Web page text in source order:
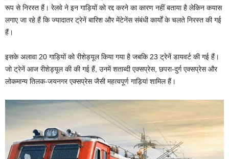
रूप से निरस्त हैं। रेलवे ने इन गाड़ियों को रद्द करने का कारण नहीं बताया है लेकिन कयास
लगाए जा रहे हैं कि ज्यादातर ट्रेनें बारिश और मेंटेनेंस संबंधी कार्यों के चलते निरस्त की गई
हैं।
इसके अलावा 20 गाड़ियों को रीशेड्यूल किया गया है जबकि 23 ट्रेनें डायवर्ट की गई हैं।
जो ट्रेनें आज रीशेड्यूल की की गई हैं, उनमें शताब्दी एक्सप्रेस, छपरा-दुर्ग एक्सप्रेस और
लोकमान्य तिलक-जयनगर एक्सप्रेस जैसी महत्वपूर्ण गाड़ियां शामिल हैं।